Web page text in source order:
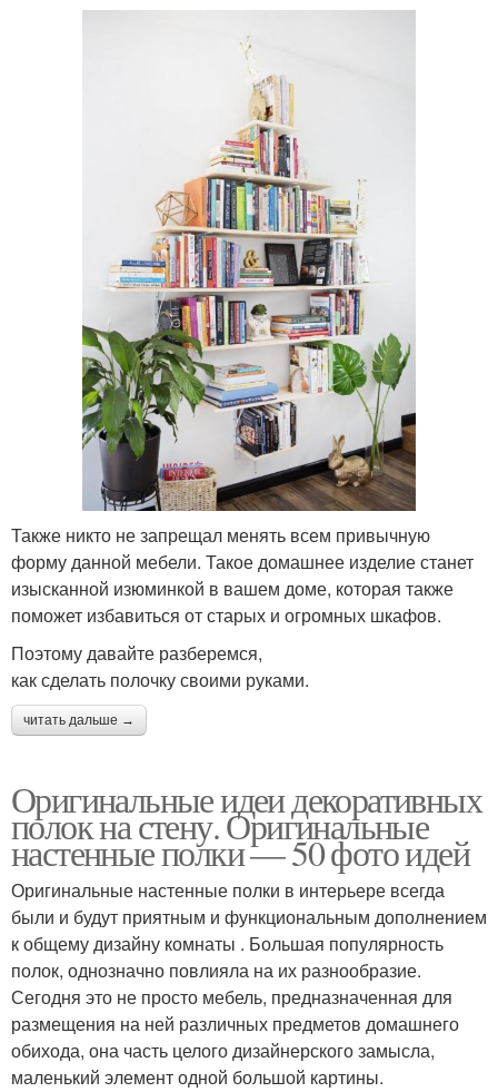
Также никто не запрещал менять всем привычную
форму данной мебели. Такое домашнее изделие станет
изысканной изюминкой в вашем доме, которая также
поможет избавиться от старых и огромных шкафов.
Поэтому давайте разберемся,
как сделать полочку своими руками.
читать дальше →
Оригинальные идеи декоративных
полок на стену. Оригинальные
настенные полки — 50 фото идей
Оригинальные настенные полки в интерьере всегда
были и будут приятным и функциональным дополнением
к общему дизайну комнаты . Большая популярность
полок, однозначно повлияла на их разнообразие.
Сегодня это не просто мебель, предназначенная для
размещения на ней различных предметов домашнего
обихода, она часть целого дизайнерского замысла,
маленький элемент одной большой картины.